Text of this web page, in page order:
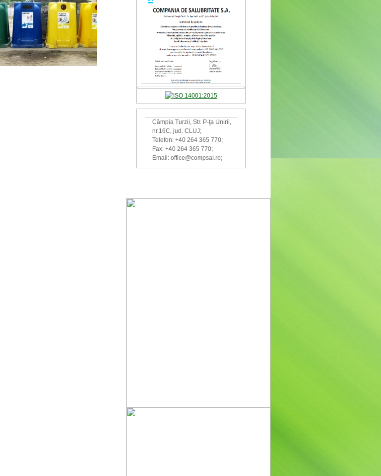
Câmpia Turzii, Str. P-ţa Unirii,
nr.16C, jud. CLUJ;
Telefon: +40 264 365 770;
Fax: +40 264 365 770;
Email: office@compsal.ro;